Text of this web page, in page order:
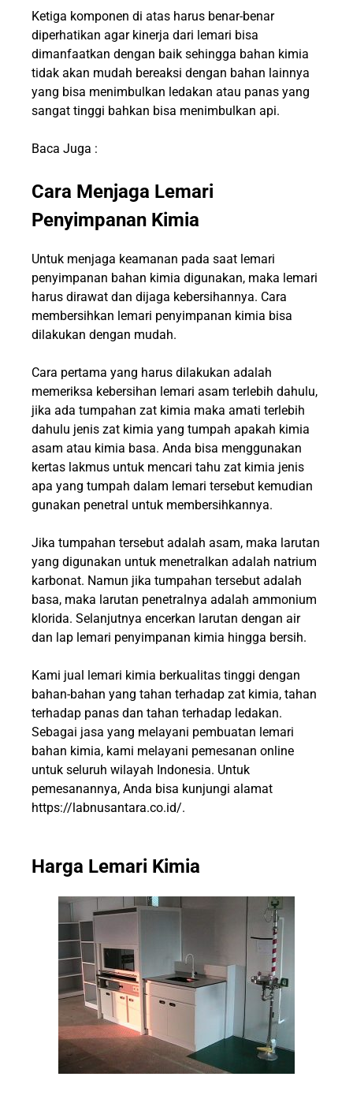
Ketiga komponen di atas harus benar-benar
diperhatikan agar kinerja dari lemari bisa
dimanfaatkan dengan baik sehingga bahan kimia
tidak akan mudah bereaksi dengan bahan lainnya
yang bisa menimbulkan ledakan atau panas yang
sangat tinggi bahkan bisa menimbulkan api.
Baca Juga :
Cara Menjaga Lemari
Penyimpanan Kimia
Untuk menjaga keamanan pada saat lemari
penyimpanan bahan kimia digunakan, maka lemari
harus dirawat dan dijaga kebersihannya. Cara
membersihkan lemari penyimpanan kimia bisa
dilakukan dengan mudah.
Cara pertama yang harus dilakukan adalah
memeriksa kebersihan lemari asam terlebih dahulu,
jika ada tumpahan zat kimia maka amati terlebih
dahulu jenis zat kimia yang tumpah apakah kimia
asam atau kimia basa. Anda bisa menggunakan
kertas lakmus untuk mencari tahu zat kimia jenis
apa yang tumpah dalam lemari tersebut kemudian
gunakan penetral untuk membersihkannya.
Jika tumpahan tersebut adalah asam, maka larutan
yang digunakan untuk menetralkan adalah natrium
karbonat. Namun jika tumpahan tersebut adalah
basa, maka larutan penetralnya adalah ammonium
klorida. Selanjutnya encerkan larutan dengan air
dan lap lemari penyimpanan kimia hingga bersih.
Kami jual lemari kimia berkualitas tinggi dengan
bahan-bahan yang tahan terhadap zat kimia, tahan
terhadap panas dan tahan terhadap ledakan.
Sebagai jasa yang melayani pembuatan lemari
bahan kimia, kami melayani pemesanan online
untuk seluruh wilayah Indonesia. Untuk
pemesanannya, Anda bisa kunjungi alamat
https://labnusantara.co.id/.
Harga Lemari Kimia